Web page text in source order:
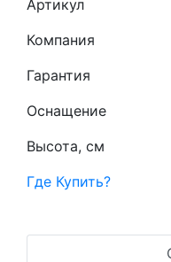
Артикул
Компания
Гарантия
Оснащение
Высота, см
Где Купить?